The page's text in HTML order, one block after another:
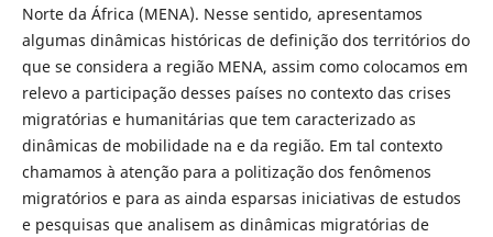
Norte da África (MENA). Nesse sentido, apresentamos
algumas dinâmicas históricas de definição dos territórios do
que se considera a região MENA, assim como colocamos em
relevo a participação desses países no contexto das crises
migratórias e humanitárias que tem caracterizado as
dinâmicas de mobilidade na e da região. Em tal contexto
chamamos à atenção para a politização dos fenômenos
migratórios e para as ainda esparsas iniciativas de estudos
e pesquisas que analisem as dinâmicas migratórias de